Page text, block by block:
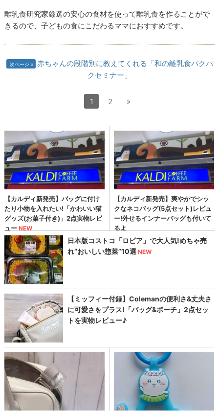
離乳食研究家厳選の安心の食材を使って離乳食を作ることがで
きるので、子どもの食にこだわるママにおすすめです。
次ページ
赤ちゃんの段階別に教えてくれる「和の離乳食パクパ
クセミナー」
1 2 »